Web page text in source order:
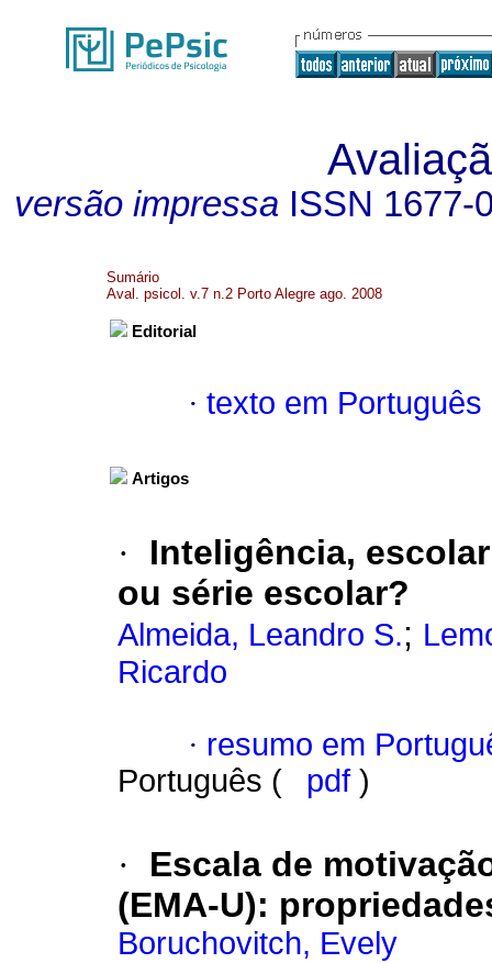
versão impressa ISSN 1677-
Sumário
Aval. psicol. v.7 n.2 Porto Alegre ago. 2008
Editorial
· texto em Português
Artigos
·
Inteligência,
ou série escolar?
Almeida, Leandro S.;
Ricardo
· resumo em
Português (
pdf )
·
Escala de
(EMA-U):
Boruchovitch, Evely